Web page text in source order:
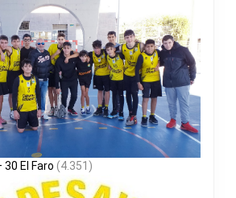
El Faro (4.351)